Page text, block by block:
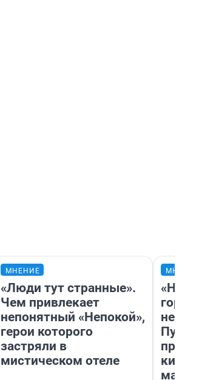
МНЕНИЕ
«Люди тут странные».
Чем привлекает
непонятный «Непокой»,
герои которого
застряли в
мистическом отеле
«Нет